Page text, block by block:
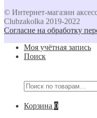
© Интернет-магазин
Clubzakolka 2019-2022
Согласие на обработку
Моя учётная запись
Поиск
Искать:
Корзина 0